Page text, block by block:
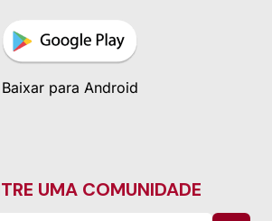
Baixar para Android
UMA COMUNIDADE